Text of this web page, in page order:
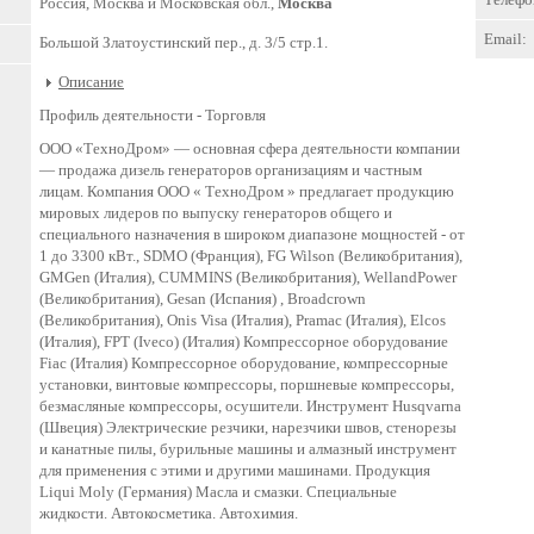
Большой Златоустинский пер., д. 3/5 стр.1.
Описание
Профиль деятельности - Торговля
ООО «ТехноДром» — основная сфера деятельности компании
— продажа дизель генераторов организациям и частным
лицам. Компания ООО « ТехноДром » предлагает продукцию
мировых лидеров по выпуску генераторов общего и
специального назначения в широком диапазоне мощностей - от
1 до 3300 кВт., SDMO (Франция), FG Wilson (Великобритания),
GMGen (Италия), CUMMINS (Великобритания), WellandPower
(Великобритания), Gesan (Испания) , Broadcrown
(Великобритания), Onis Visa (Италия), Pramac (Италия), Elcos
(Италия), FPT (Iveco) (Италия) Компрессорное оборудование
Fiac (Италия) Компрессорное оборудование, компрессорные
установки, винтовые компрессоры, поршневые компрессоры,
безмасляные компрессоры, осушители. Инструмент Husqvarna
(Швеция) Электрические резчики, нарезчики швов, стенорезы
и канатные пилы, бурильные машины и алмазный инструмент
для применения с этими и другими машинами. Продукция
Liqui Moly (Германия) Масла и смазки. Специальные
жидкости. Автокосметика. Автохимия.
Email: